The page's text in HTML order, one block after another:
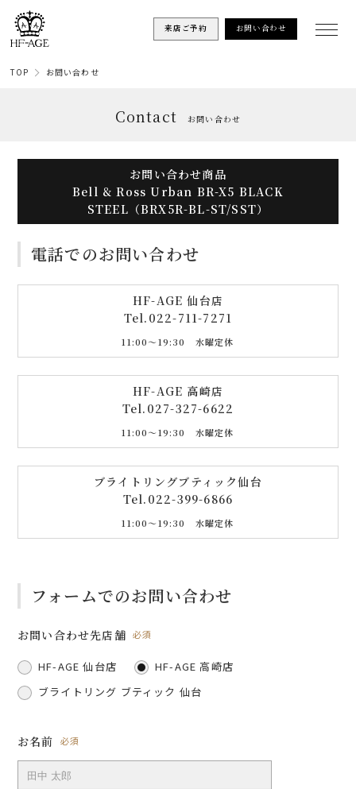
来店ご予約 お問い合わせ
TOP お問い合わせ
Contact お問い合わせ
お問い合わせ商品
Bell & Ross Urban BR-X5 BLACK
STEEL（BRX5R-BL-ST/SST）
電話でのお問い合わせ
HF-AGE 仙台店
Tel. 022-711-7271
11:00〜19:30 水曜定休
HF-AGE 高崎店
Tel. 027-327-6622
11:00〜19:30 水曜定休
ブライトリングブティック仙台
Tel. 022-399-6866
11:00〜19:30 水曜定休
フォームでのお問い合わせ
お問い合わせ先店舗 必須
HF-AGE 仙台店
HF-AGE 高崎店
ブライトリング ブティック 仙台
お名前 必須